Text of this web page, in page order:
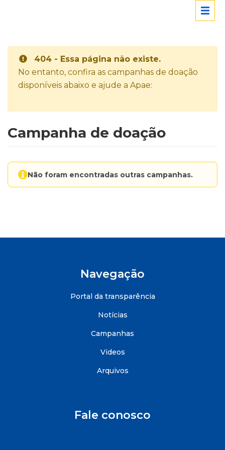
404 - Essa página não existe.
No entanto, confira as campanhas de doação
disponíveis abaixo e ajude a Apae:
Campanha de doação
Não foram encontradas outras campanhas.
Navegação
Portal da transparência
Notícias
Campanhas
Videos
Arquivos
Fale conosco